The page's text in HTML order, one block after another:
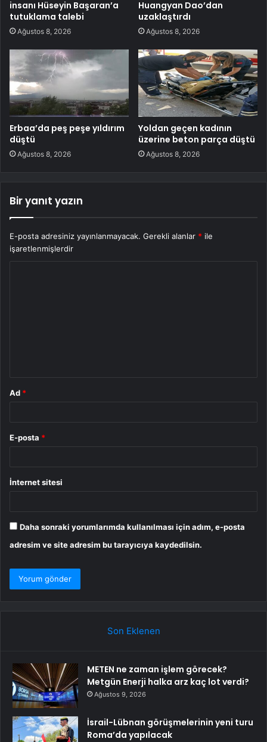
insanı Hüseyin Başaran’a
tutuklama talebi
Ağustos 8, 2026
Huangyan Dao’dan
uzaklaştırdı
Ağustos 8, 2026
Erbaa’da peş peşe yıldırım
düştü
Ağustos 8, 2026
Yoldan geçen kadının
üzerine beton parça düştü
Ağustos 8, 2026
Bir yanıt yazın
E-posta adresiniz yayınlanmayacak. Gerekli alanlar * ile
işaretlenmişlerdir
Ad *
E-posta *
İnternet sitesi
Daha sonraki yorumlarımda kullanılması için adım, e-posta
adresim ve site adresim bu tarayıcıya kaydedilsin.
Son Eklenen
METEN ne zaman işlem görecek?
Metgün Enerji halka arz kaç lot verdi?
Ağustos 9, 2026
İsrail-Lübnan görüşmelerinin yeni turu
Roma’da yapılacak